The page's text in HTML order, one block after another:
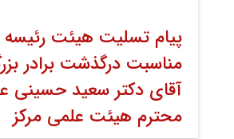
پیام تسلیت هیئت رئیسه
مناسبت درگذشت برادر
آقای دکتر سعید حسینی
محترم هیئت علمی مرکز